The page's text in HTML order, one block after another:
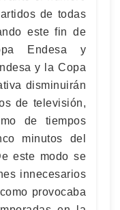
de todas
este fin de
Endesa y
y la Copa
disminuirán
de televisión,
de tiempos
minutos del
este modo se
innecesarios
provocaba